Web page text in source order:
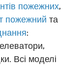
пожежних,
пожежний та
:
Всі моделі